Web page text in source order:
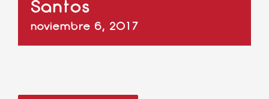
Santos
noviembre 6, 2017